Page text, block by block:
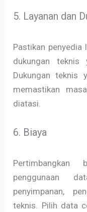
5. Layanan dan
Pastikan penyedia
dukungan teknis
Dukungan teknis
memastikan
diatasi.
6. Biaya
penggunaan
penyimpanan,
teknis. Pilih data